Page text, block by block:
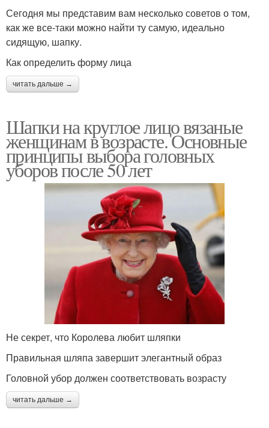
Сегодня мы представим вам несколько советов о том,
как же все-таки можно найти ту самую, идеально
сидящую, шапку.
Как определить форму лица
читать дальше →
Шапки на круглое лицо вязаные
женщинам в возрасте. Основные
принципы выбора головных
уборов после 50 лет
Не секрет, что Королева любит шляпки
Правильная шляпа завершит элегантный образ
Головной убор должен соответствовать возрасту
читать дальше →